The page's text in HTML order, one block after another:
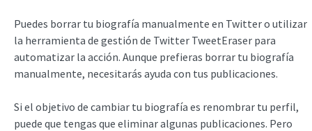
Puedes borrar tu biografía manualmente en Twitter o utilizar
la herramienta de gestión de Twitter TweetEraser para
automatizar la acción. Aunque prefieras borrar tu biografía
manualmente, necesitarás ayuda con tus publicaciones.
Si el objetivo de cambiar tu biografía es renombrar tu perfil,
puede que tengas que eliminar algunas publicaciones. Pero